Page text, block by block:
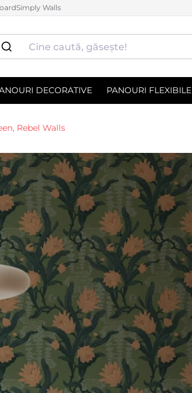
Simply Walls
DECORATIVE PANOURI FLEXIBILE
Rebel Walls